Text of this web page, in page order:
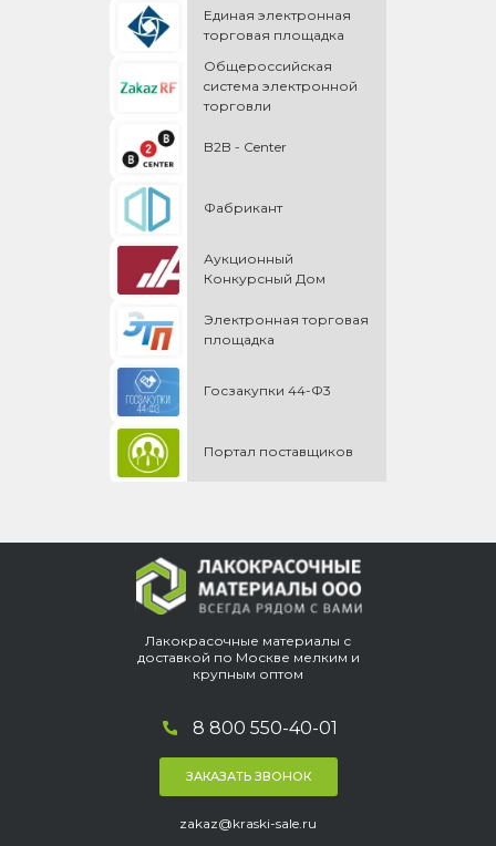
Единая электронная
торговая площадка
Общероссийская
cистема электронной
торговли
B2B - Center
Фабрикант
Аукционный
Конкурсный Дом
Электронная торговая
площадка
Госзакупки 44-Ф3
Портал поставщиков
Лакокрасочные материалы с
доставкой по Москве мелким и
крупным оптом
8 800 550-40-01
ЗАКАЗАТЬ ЗВОНОК
zakaz@kraski-sale.ru